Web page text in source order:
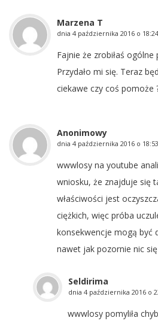
Marzena T
dnia 4 października 2016 o 18:24
Fajnie że zrobiłaś
Przydało mi się. Teraz
ciekawe czy coś pomoże
Anonimowy
dnia 4 października 2016 o 18:53
wwwlosy na youtube
wniosku, że znajduje się
właściwości jest
ciężkich, więc próba
konsekwencje mogą być
nawet jak pozornie nic
Seldirima
dnia 4 października 2016 o
wwwlosy pomyliła